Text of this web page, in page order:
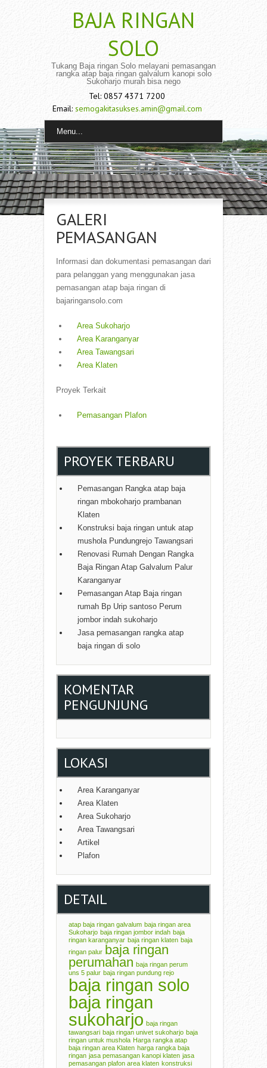
BAJA RINGAN
SOLO
Tukang Baja ringan Solo melayani pemasangan
rangka atap baja ringan galvalum kanopi solo
Sukoharjo murah bisa nego
Tel: 0857 4371 7200
Email: semogakitasukses.amin@gmail.com
Menu...
GALERI
PEMASANGAN
Informasi dan dokumentasi pemasangan dari
para pelanggan yang menggunakan jasa
pemasangan atap baja ringan di
bajaringansolo.com
Area Sukoharjo
Area Karanganyar
Area Tawangsari
Area Klaten
Proyek Terkait
Pemasangan Plafon
PROYEK TERBARU
Pemasangan Rangka atap baja
ringan mbokoharjo prambanan
Klaten
Konstruksi baja ringan untuk atap
mushola Pundungrejo Tawangsari
Renovasi Rumah Dengan Rangka
Baja Ringan Atap Galvalum Palur
Karanganyar
Pemasangan Atap Baja ringan
rumah Bp Urip santoso Perum
jombor indah sukoharjo
Jasa pemasangan rangka atap
baja ringan di solo
KOMENTAR
PENGUNJUNG
LOKASI
Area Karanganyar
Area Klaten
Area Sukoharjo
Area Tawangsari
Artikel
Plafon
DETAIL
atap baja ringan galvalum baja ringan area
Sukoharjo baja ringan jombor indah baja
ringan karanganyar baja ringan klaten baja
ringan palur baja ringan
perumahan baja ringan perum
uns 5 palur baja ringan pundung rejo
baja ringan solo
baja ringan
sukoharjo baja ringan
tawangsari baja ringan univet sukoharjo baja
ringan untuk mushola Harga rangka atap
baja ringan area Klaten harga rangka baja
ringan jasa pemasangan kanopi klaten jasa
pemasangan plafon area klaten konstruksi